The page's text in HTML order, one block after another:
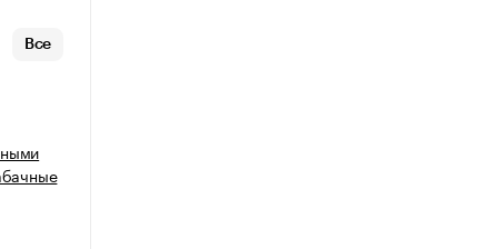
Все